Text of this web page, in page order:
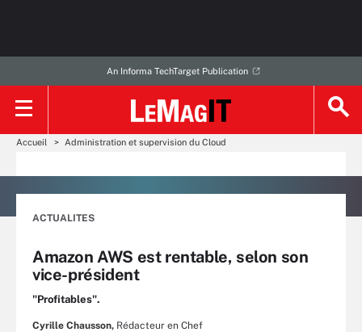
An Informa TechTarget Publication
Accueil Administration et supervision du Cloud
ACTUALITES
Amazon AWS est rentable, selon son
vice-président
"Profitables".
Cyrille Chausson, Rédacteur en Chef